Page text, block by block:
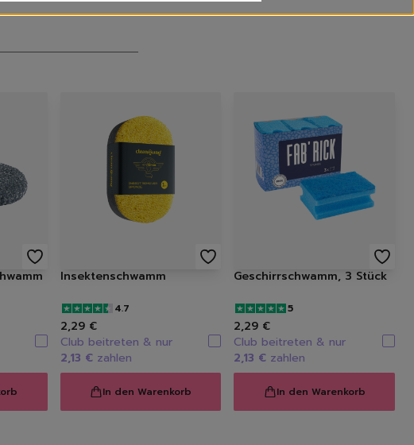
Insektenschwamm
4.7
2,29 €
Club beitreten & nur
2,13 €zahlen
In den Warenkorb
Geschirrschwamm, 3 Stück
5
2,29 €
Club beitreten & nur
2,13 € zahlen
In den Warenkorb